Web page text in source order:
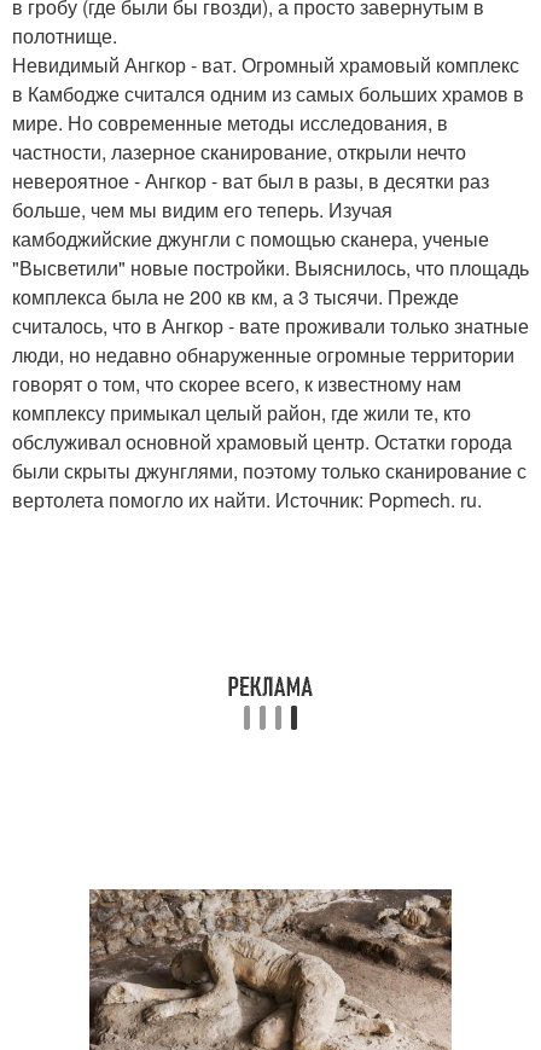
в гробу (где были бы гвозди), а просто завернутым в
полотнище.
Невидимый Ангкор - ват. Огромный храмовый комплекс
в Камбодже считался одним из самых больших храмов в
мире. Но современные методы исследования, в
частности, лазерное сканирование, открыли нечто
невероятное - Ангкор - ват был в разы, в десятки раз
больше, чем мы видим его теперь. Изучая
камбоджийские джунгли с помощью сканера, ученые
"Высветили" новые постройки. Выяснилось, что площадь
комплекса была не 200 кв км, а 3 тысячи. Прежде
считалось, что в Ангкор - вате проживали только знатные
люди, но недавно обнаруженные огромные территории
говорят о том, что скорее всего, к известному нам
комплексу примыкал целый район, где жили те, кто
обслуживал основной храмовый центр. Остатки города
были скрыты джунглями, поэтому только сканирование с
вертолета помогло их найти. Источник: Popmech. ru.